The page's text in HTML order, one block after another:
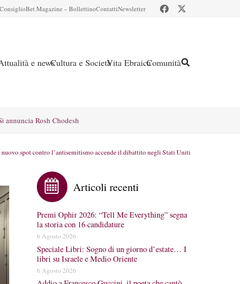
Bet Magazine – BollettinoContattiNewsletter
e newsCultura e SocietàVita EbraicaComunità
annuncia Rosh Chodesh
spot contro l’antisemitismo accende il dibattito negli Stati Uniti
Articoli recenti
Premi Ophir 2026: “Tell Me Everything” segna
la storia con 16 candidature
6 Agosto 2026
Speciale Libri: Sogno di un giorno d’estate… I
libri su Israele e Medio Oriente
6 Agosto 2026